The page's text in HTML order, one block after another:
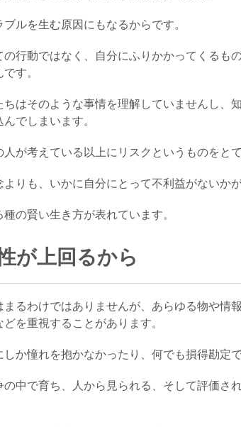
ルを生む原因にもなるからです。
の行動ではなく、自分にふりかかってくるも
す。
ちはそのような事情を理解していませんし、
でしまいます。
が考えている以上にリスクというものをとて
りも、いかに自分にとって不利益がないか
の賢い生き方が表れています。
が上回るから
るわけではありませんが、あらゆる物や情
を重視することがあります。
か憧れを抱かなかったり、何でも損得勘定
の中で育ち、人から見られる、そして評価さ